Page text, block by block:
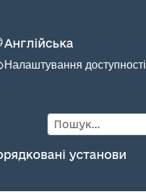
Англійська
Налаштування доступності
установи